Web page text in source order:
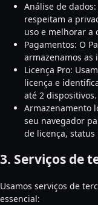
Análise de
respeitam a
uso e melhorar a
Pagamentos: O
armazenamos as
Licença Pro:
licença e
até 2 dispositivos.
Armazenamento
seu navegador
de licença, status
3. Serviços de
Usamos serviços de
essencial: